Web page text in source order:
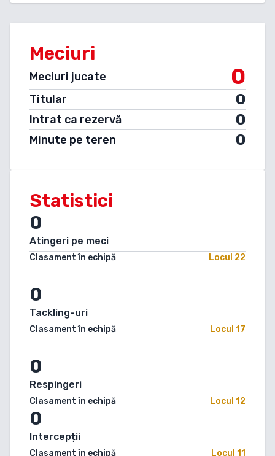
Meciuri
Meciuri jucate 0
Titular 0
Intrat ca rezervă 0
Minute pe teren 0
Statistici
0
Atingeri pe meci
Clasament în echipă Locul 22
0
Tackling-uri
Clasament în echipă Locul 17
0
Respingeri
Clasament în echipă Locul 12
0
Intercepții
Clasament în echipă Locul 11